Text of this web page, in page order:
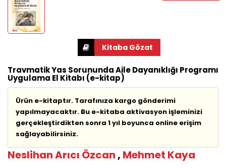
Travmatik Yas Sorununda Aile Dayanıklığı Programı
Uygulama El Kitabı (e-kitap)
Ürün e-kitaptır. Tarafınıza kargo gönderimi
yapılmayacaktır. Bu e-kitaba aktivasyon işleminizi
gerçekleştirdikten sonra 1 yıl boyunca online erişim
sağlayabilirsiniz.
Neslihan Arıcı Özcan , Mehmet Kaya